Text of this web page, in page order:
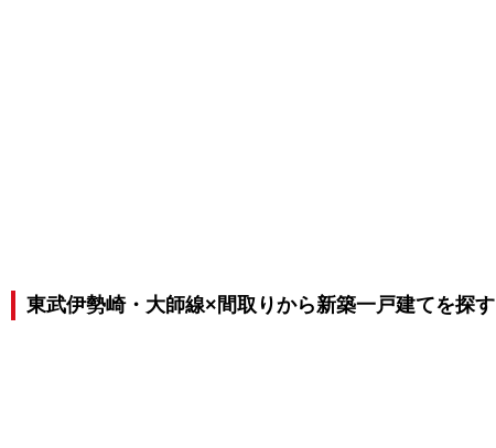
東武伊勢崎・大師線×間取りから新築一戸建てを探す